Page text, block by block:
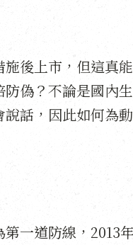
後上市，但這真
偽？不論是國內
話，因此如何為
一道防線，2013